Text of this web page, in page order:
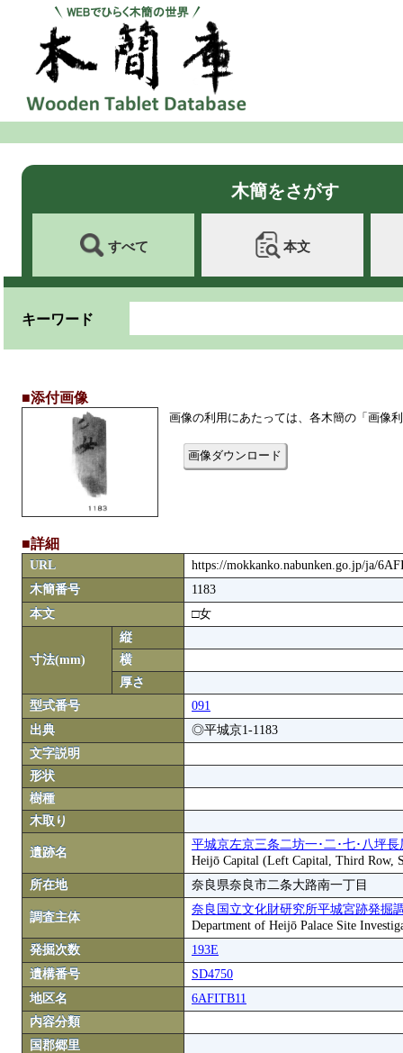
木簡をさがす
すべて 本文
キーワード
■添付画像
画像の利用にあたっては、各木簡の「画像
画像ダウンロード
■詳細
URL
https://mokkanko.nabunken.go.jp/ja/
木簡番号
1183
本文
□女
寸法(mm)
縦
横
厚さ
型式番号
091
出典
◎平城京1-1183
文字説明
形状
樹種
木取り
遺跡名
平城京左京三条二坊一･二･七･八坪長
Heijō Capital (Left Capital, Third Row,
所在地
奈良県奈良市二条大路南一丁目
調査主体
奈良国立文化財研究所平城宮跡発掘
Department of Heijō Palace Site
発掘次数
193E
遺構番号
SD4750
地区名
6AFITB11
内容分類
国郡郷里